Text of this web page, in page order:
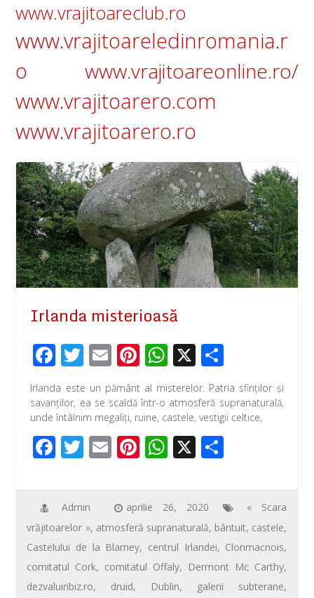
www.vrajitoareclub.ro
www.vrajitoareledinromania.r
o
www.vrajitoareonline.ro/
www.vrajitoarero.com
www.vrajitoarero.ro
Irlanda misterioasă
F
ac
e
b
o
o
k
T
tt
er
E
m
ail
Pi
nt
er
e
st
W
h
at
s
A
p
p
X
ar
ta
je
Irlanda este un pământ al misterelor. Patria sfinţilor şi
savanţilor, ea se scaldă într-o atmosferă supranaturală,
unde întâlnim megaliţi, ruine, castele, vestigii celtice,
F
e
b
o
o
k
T
tt
er
E
ail
Pi
er
e
st
W
at
s
A
p
p
X
ta
je
az
ă
Admin aprilie 26, 2020
« Scara
vrăjitoarelor », atmosferă supranaturală, bântuit, castele,
Castelului de la Blarney, centrul Irlandei, Clonmacnois,
comitatul Cork, comitatul Offaly, Dermont Mc Carthy,
dezvaluiribiz.ro, druid, Dublin, galerii subterane,